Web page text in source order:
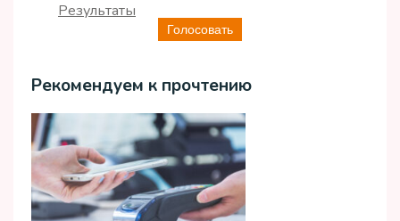
Голосовать
Результаты
Рекомендуем к прочтению